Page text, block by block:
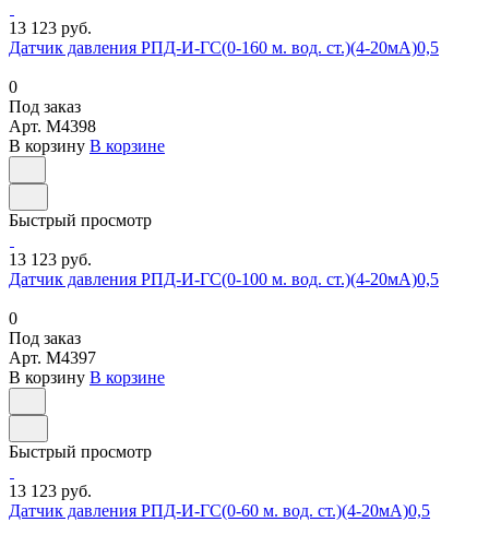
13 123 руб.
Датчик давления РПД-И-ГС(0-160 м. вод. ст.)(4-20мА)0,5
0
Под заказ
Арт. M4398
В корзину В корзине
Быстрый просмотр
13 123 руб.
Датчик давления РПД-И-ГС(0-100 м. вод. ст.)(4-20мА)0,5
0
Под заказ
Арт. M4397
В корзину В корзине
Быстрый просмотр
13 123 руб.
Датчик давления РПД-И-ГС(0-60 м. вод. ст.)(4-20мА)0,5